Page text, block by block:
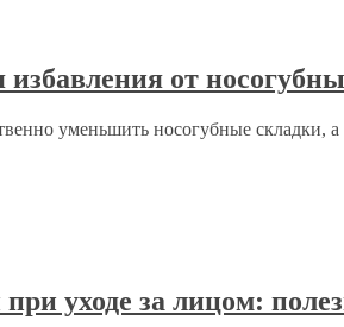
от
уменьшить носогубные складки, а
уходе за лицом: